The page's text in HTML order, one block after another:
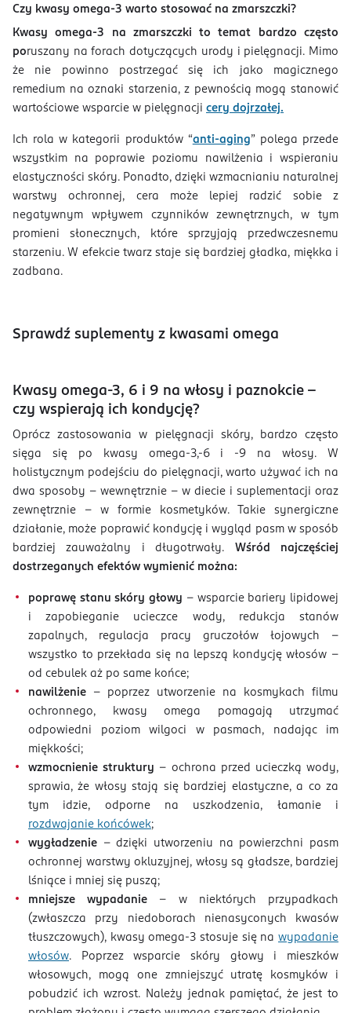
Czy kwasy omega-3 warto stosować na zmarszczki?
Kwasy omega-3 na zmarszczki to temat bardzo często
poruszany na forach dotyczących urody i pielęgnacji. Mimo
że nie powinno postrzegać się ich jako magicznego
remedium na oznaki starzenia, z pewnością mogą stanowić
wartościowe wsparcie w pielęgnacji cery dojrzałej.
Ich rola w kategorii produktów “anti-aging” polega przede
wszystkim na poprawie poziomu nawilżenia i wspieraniu
elastyczności skóry. Ponadto, dzięki wzmacnianiu naturalnej
warstwy ochronnej, cera może lepiej radzić sobie z
negatywnym wpływem czynników zewnętrznych, w tym
promieni słonecznych, które sprzyjają przedwczesnemu
starzeniu. W efekcie twarz staje się bardziej gładka, miękka i
zadbana.
Sprawdź suplementy z kwasami omega
Kwasy omega-3, 6 i 9 na włosy i paznokcie –
czy wspierają ich kondycję?
Oprócz zastosowania w pielęgnacji skóry, bardzo często
sięga się po kwasy omega-3,-6 i -9 na włosy. W
holistycznym podejściu do pielęgnacji, warto używać ich na
dwa sposoby – wewnętrznie – w diecie i suplementacji oraz
zewnętrznie – w formie kosmetyków. Takie synergiczne
działanie, może poprawić kondycję i wygląd pasm w sposób
bardziej zauważalny i długotrwały. Wśród najczęściej
dostrzeganych efektów wymienić można:
poprawę stanu skóry głowy – wsparcie bariery lipidowej
i zapobieganie ucieczce wody, redukcja stanów
zapalnych, regulacja pracy gruczołów łojowych –
wszystko to przekłada się na lepszą kondycję włosów –
od cebulek aż po same końce;
nawilżenie – poprzez utworzenie na kosmykach filmu
ochronnego, kwasy omega pomagają utrzymać
odpowiedni poziom wilgoci w pasmach, nadając im
miękkości;
wzmocnienie struktury – ochrona przed ucieczką wody,
sprawia, że włosy stają się bardziej elastyczne, a co za
tym idzie, odporne na uszkodzenia, łamanie i
rozdwajanie końcówek;
wygładzenie – dzięki utworzeniu na powierzchni pasm
ochronnej warstwy okluzyjnej, włosy są gładsze, bardziej
lśniące i mniej się puszą;
mniejsze wypadanie – w niektórych przypadkach
(zwłaszcza przy niedoborach nienasyconych kwasów
tłuszczowych), kwasy omega-3 stosuje się na wypadanie
włosów. Poprzez wsparcie skóry głowy i mieszków
włosowych, mogą one zmniejszyć utratę kosmyków i
pobudzić ich wzrost. Należy jednak pamiętać, że jest to